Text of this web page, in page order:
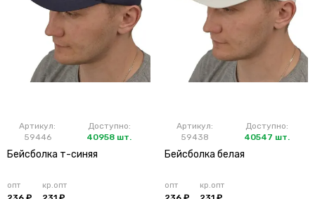
Артикул:
59446
Доступно:
40958 шт.
Бейсболка т-синяя
опт кр.опт
Артикул:
59438
Доступно:
40547 шт.
Бейсболка белая
опт кр.опт